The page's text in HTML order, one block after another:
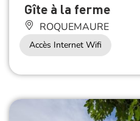
Gîte à la ferme
ROQUEMAURE
Accès Internet Wifi